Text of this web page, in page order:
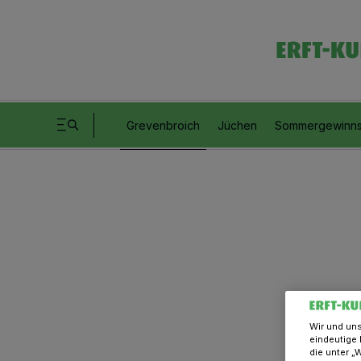
Grevenbroich Jüchen
Wir und
eindeutige
die unter